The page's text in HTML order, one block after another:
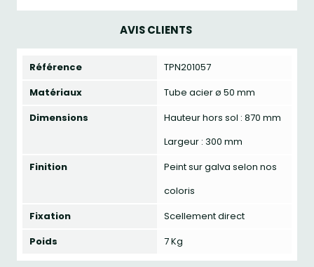
AVIS CLIENTS
Référence
TPN201057
Matériaux
Tube acier ø 50 mm
Dimensions
Hauteur hors sol : 870 mm
Largeur : 300 mm
Finition
Peint sur galva selon nos
coloris
Fixation
Scellement direct
Poids
7 Kg